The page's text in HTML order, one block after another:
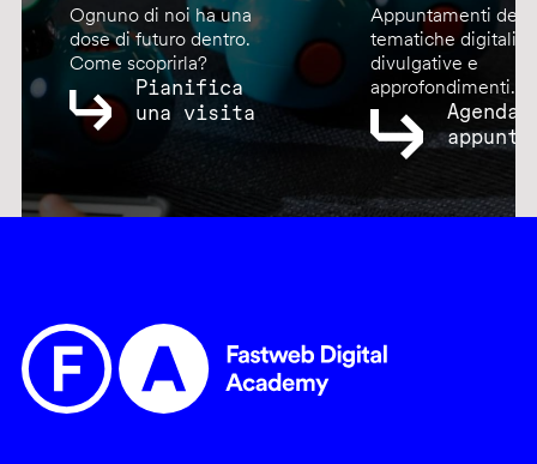
Ognuno di noi ha una
dose di futuro dentro.
Come scoprirla?
Pianifica
una visita
Appuntamenti
tematiche digitali,
divulgative e
approfondimenti.
Agenda